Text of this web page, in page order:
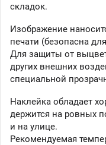
складок.
Изображение
печати (безопасна
Для защиты от
других внешних
специальной
Наклейка обладает
держится на ровных
и на улице.
Рекомендуемая